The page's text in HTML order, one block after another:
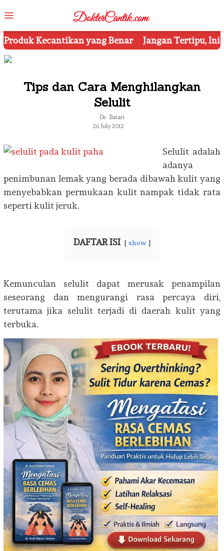
to
contentMenu
Jangan Tertipu, Ini Dia 7 Tips Mengetahui
Tips dan Cara Menghilangkan
Selulit
Dr. Batari
26 July 2012
Selulit adalah
adanya
penimbunan lemak yang berada dibawah kulit yang
menyebabkan permukaan kulit nampak tidak rata
seperti kulit jeruk.
DAFTAR ISI show
Kemunculan selulit dapat merusak penampilan
seseorang dan mengurangi rasa percaya diri,
terutama jika selulit terjadi di daerah kulit yang
terbuka.